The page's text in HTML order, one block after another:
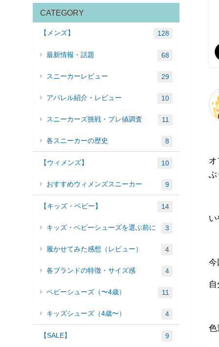
オ
い
今
色
CATEGORY
【メンズ】 128
最新情報・話題 68
スニーカーレビュー 29
アパレル紹介・レビュー 10
スニーカーズ挑戦・プレ値調査 11
各スニーカーの歴史 8
【ウィメンズ】 10
おすすめウィメンズスニーカー 9
【キッズ・ベビー】 14
キッズ・ベビーシューズを選ぶ前に 3
履かせてみた感想（レビュー） 4
各ブランドの特徴・サイズ感 4
ベビーシューズ（〜4歳） 11
キッズシューズ（4歳〜） 4
【SALE】 9